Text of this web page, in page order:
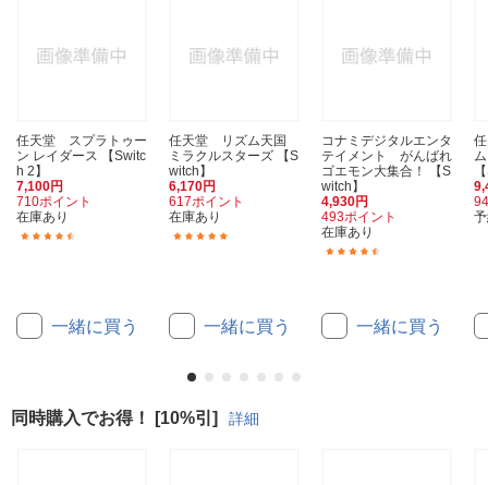
任天堂 スプラトゥー
ン レイダース 【Switc
h 2】
7,100円
710ポイント
在庫あり
一緒に買う
任天堂 リズム天国
ミラクルスターズ 【S
witch】
6,170円
617ポイント
在庫あり
一緒に買う
コナミデジタルエンタ
テイメント がんばれ
ゴエモン大集合！ 【S
witch】
4,930円
493ポイント
在庫あり
一緒に買う
同時購入でお得！ [10%引] 詳細